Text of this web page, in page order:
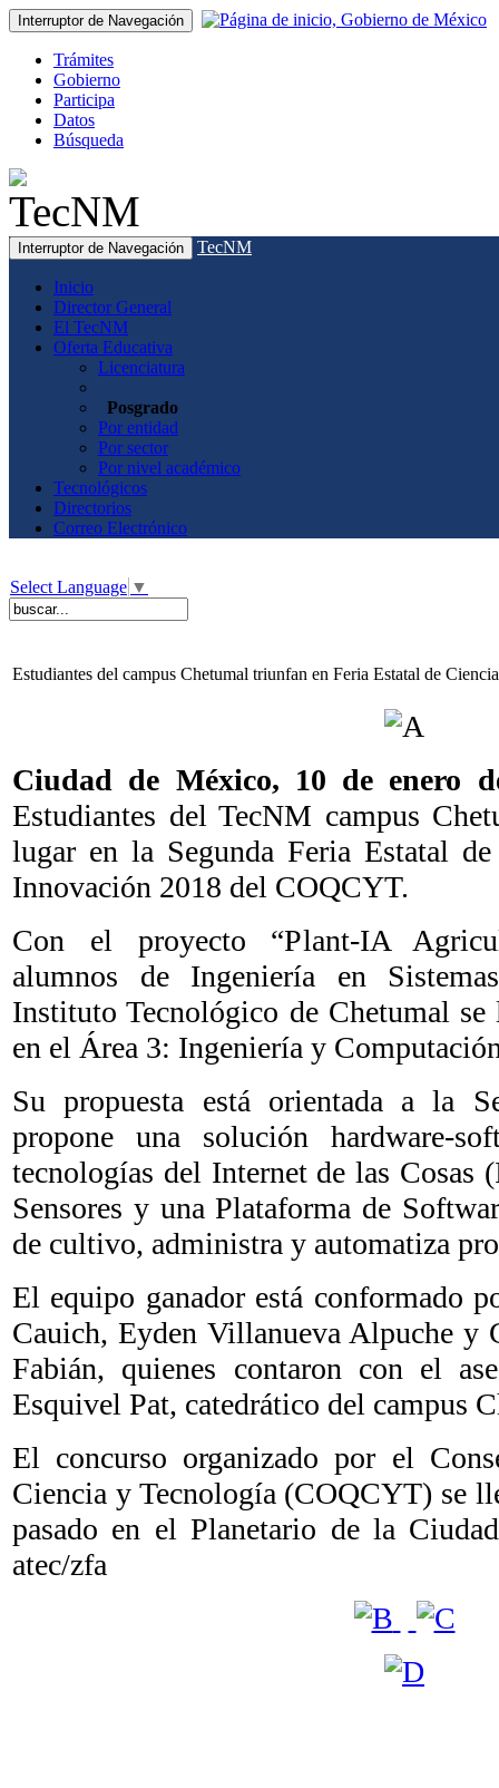
Interruptor de Navegación
Trámites
Gobierno
Participa
Datos
Búsqueda
Interruptor de Navegación TecNM
Inicio
Director General
El TecNM
Oferta Educativa
Licenciatura
Posgrado
Por entidad
Por sector
Por nivel académico
Tecnológicos
Directorios
Correo Electrónico
Select Language ▼
Estudiantes del campus Chetumal triunfan en Feria Estatal de
Ciudad de México, 10 de enero
Estudiantes del TecNM campus
lugar en la Segunda Feria Estatal
Innovación 2018 del COQCYT.
Con el proyecto “Plant-IA
alumnos de Ingeniería en
Instituto Tecnológico de Chetumal
en el Área 3: Ingeniería y
Su propuesta está orientada a la
propone una solución hardware-
tecnologías del Internet de las Cosas
Sensores y una Plataforma de
de cultivo, administra y automatiza
El equipo ganador está conformado
Cauich, Eyden Villanueva Alpuche y
Fabián, quienes contaron con el
Esquivel Pat, catedrático del campus
El concurso organizado por el
Ciencia y Tecnología (COQCYT) se
pasado en el Planetario de la
atec/zfa